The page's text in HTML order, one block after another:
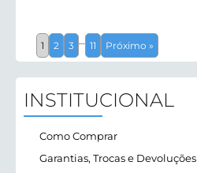
1 2 3 … 11 Próximo »
INSTITUCIONAL
Como Comprar
Garantias, Trocas e Devoluções